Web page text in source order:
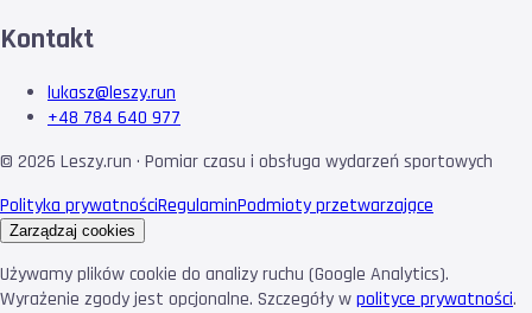
Kontakt
lukasz@leszy.run
+48 784 640 977
© 2026 Leszy.run · Pomiar czasu i obsługa wydarzeń sportowych
Polityka prywatnościRegulaminPodmioty przetwarzające
Zarządzaj cookies
Używamy plików cookie do analizy ruchu (Google Analytics).
Wyrażenie zgody jest opcjonalne. Szczegóły wpolityce prywatności.